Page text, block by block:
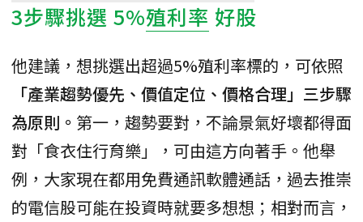
3步驟挑選 5%殖利率 好股
他建議，想挑選出超過5%殖利率標的，可依照
「產業趨勢優先、價值定位、價格合理」三步驟
為原則。 第一，趨勢要對，不論景氣好壞都得面
對「食衣住行育樂」，可由這方向著手。他舉
例，大家現在都用免費通訊軟體通話，過去推崇
的電信股可能在投資時就要多想想；相對而言，